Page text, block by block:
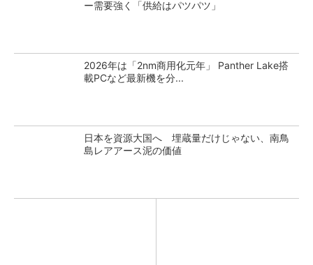
ー需要強く「供給はパツパツ」
2026年は「2nm商用化元年」 Panther Lake搭
載PCなど最新機を分...
日本を資源大国へ 埋蔵量だけじゃない、南鳥
島レアアース泥の価値